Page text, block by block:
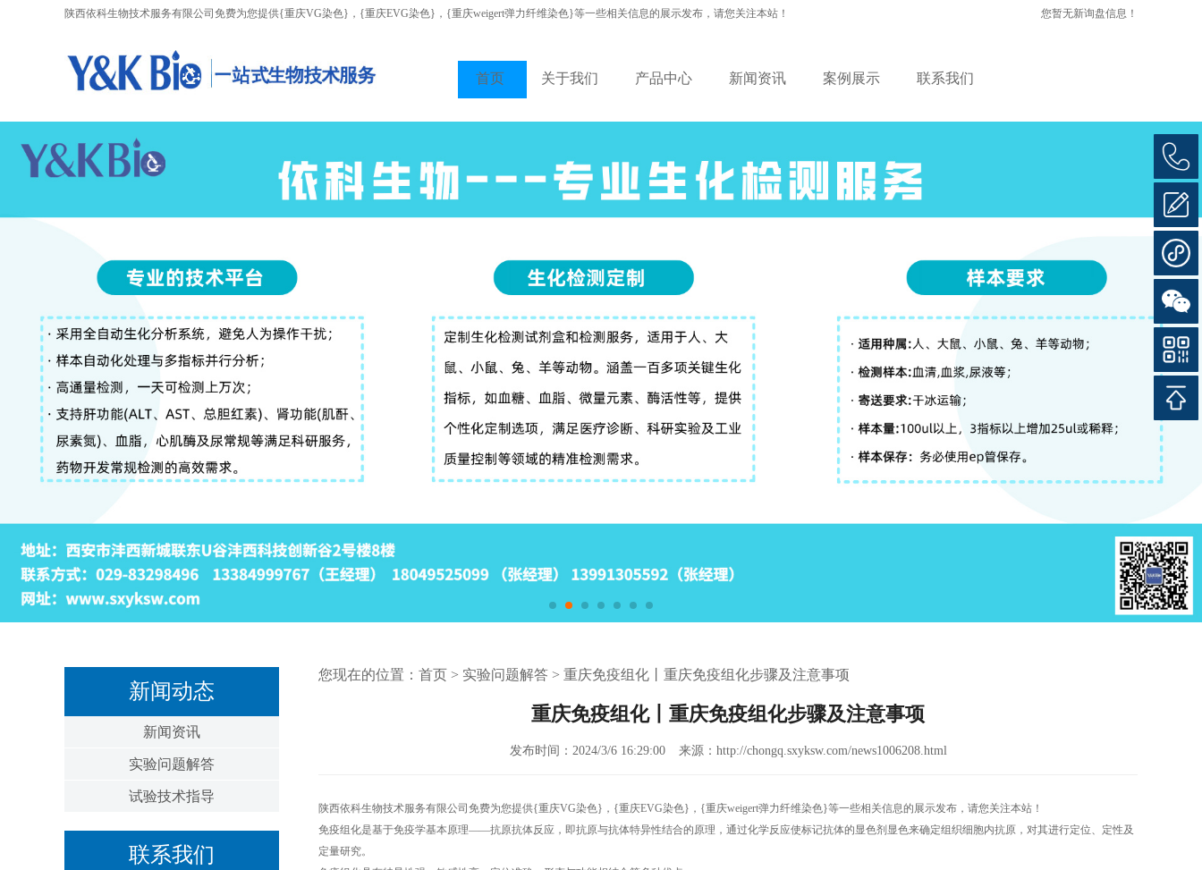
陕西依科生物技术服务有限公司免费为您提供{重庆VG染色} ，{重庆EVG染色}，{重庆weigert弹力纤维染色}等一些相关信息的展示发布，请您关注本站！ 您暂无新询盘信息！
首页 关于我们 产品中心 新闻资讯 案例展示 联系我们
新闻动态
新闻资讯
实验问题解答
试验技术指导
联系我们
您现在的位置： 首页 > 实验问题解答 > 重庆免疫组化丨重庆免疫组化步骤及注意事项
重庆免疫组化丨重庆免疫组化步骤及注意事项
发布时间：2024/3/6 16:29:00 来源：http://chongq.sxyksw.com/news1006208.html
陕西依科生物技术服务有限公司免费为您提供{重庆VG染色} ，{重庆EVG染色}，{重庆weigert弹力纤维染色}等一些相关信息的展示发布，请您关注本站！
免疫组化是基于免疫学基本原理——抗原抗体反应，即抗原与抗体特异性结合的原理，通过化学反应使标记抗体的显色剂显色来确定组织细胞内抗原，对其进行定位、定性及
定量研究。
AI客服